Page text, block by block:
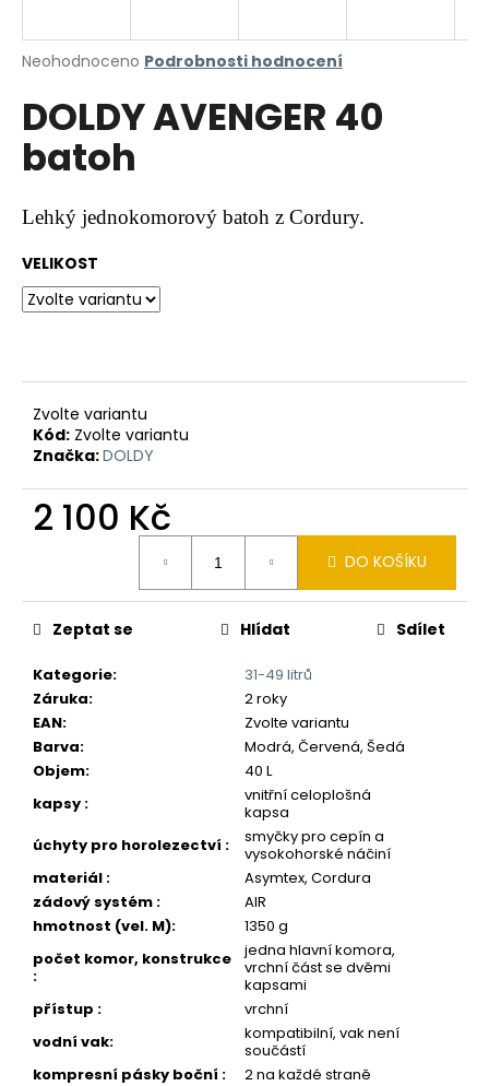
Průměrné
produktu
je
0,0
hvězdiček.
Neohodnoceno Podrobnosti hodnocení
DOLDY AVENGER 40
batoh
Lehký jednokomorový batoh z Cordury.
VELIKOST
Zvolte variantu
Kód: Zvolte variantu
Značka:DOLDY
2 100 Kč
DO KOŠÍKU
Kategorie:
31-49 litrů
Záruka:
2 roky
EAN:
Zvolte variantu
Barva:
Modrá, Červená, Šedá
Objem:
40 L
kapsy :
vnitřní celoplošná
kapsa
úchyty pro horolezectví :
smyčky pro cepín a
vysokohorské náčiní
materiál :
Asymtex, Cordura
zádový systém :
AIR
hmotnost (vel. M):
1350 g
počet komor, konstrukce
:
jedna hlavní komora,
vrchní část se dvěmi
kapsami
přístup :
vrchní
vodní vak:
kompatibilní, vak není
součástí
kompresní pásky boční :
2 na každé straně
Zeptat se Hlídat Sdílet
j
t
?
o
u
č
u